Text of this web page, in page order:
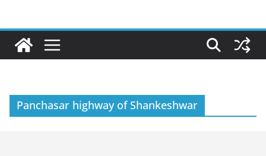
content
Panchasar highway of Shankeshwar